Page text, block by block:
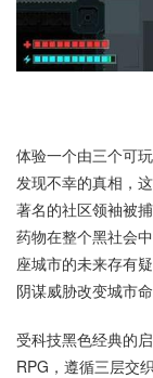
体验一个由三个可
发现不幸的真相，
著名的社区领袖被
药物在整个黑社会
座城市的未来存有
阴谋威胁改变城市命
受科技黑色经典的
RPG，遵循三层交